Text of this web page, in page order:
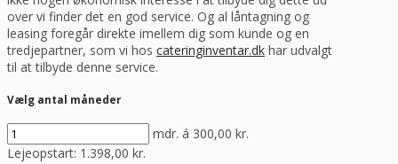
over vi finder det en god service. Og al låntagning og
leasing foregår direkte imellem dig som kunde og en
tredjepartner, som vi hos cateringinventar.dk har udvalgt
til at tilbyde denne service.
Vælg antal måneder
mdr. á 300,00 kr.
Lejeopstart: 1.398,00 kr.